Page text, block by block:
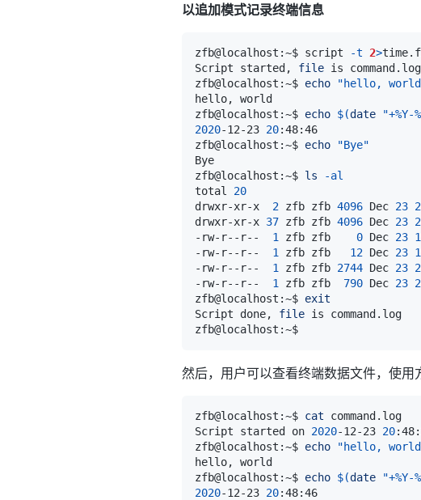
以追加模式记录终端信息
zfb@localhost:~$ script -t 2>
Script started, file
zfb@localhost:~$ echo
"hello,
zfb@localhost:~$ echo $(date "+%Y-
2020-12-23 20
zfb@localhost:~$ echo
"Bye"
zfb@localhost:~$ ls
-al
total 20
drwxr-xr-x 2 zfb zfb 4096 Dec 23
drwxr-xr-x 37 zfb zfb 4096 Dec 23
-rw-r--r-- 1 zfb zfb 0 Dec 23
-rw-r--r-- 1 zfb zfb 12 Dec 23
-rw-r--r-- 1 zfb zfb 2744 Dec 23
-rw-r--r-- 1 zfb zfb 790 Dec 23
zfb@localhost:~$ exit
Script done, file
然后，用户可以查看终端数据文件，使用
zfb@localhost:~$ cat
Script started on 2020-12-23 20
zfb@localhost:~$ echo
"hello,
zfb@localhost:~$ echo $(date "+%Y-
2020-12-23 20